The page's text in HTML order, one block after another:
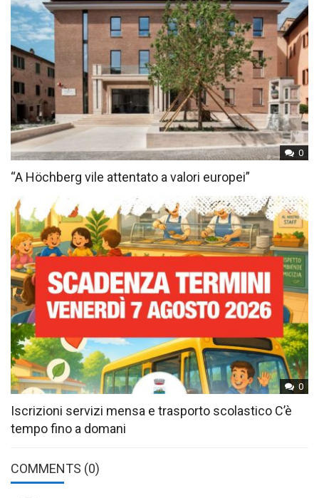
0
“A Höchberg vile attentato a valori europei”
0
Iscrizioni servizi mensa e trasporto scolastico C’è
tempo fino a domani
COMMENTS (0)